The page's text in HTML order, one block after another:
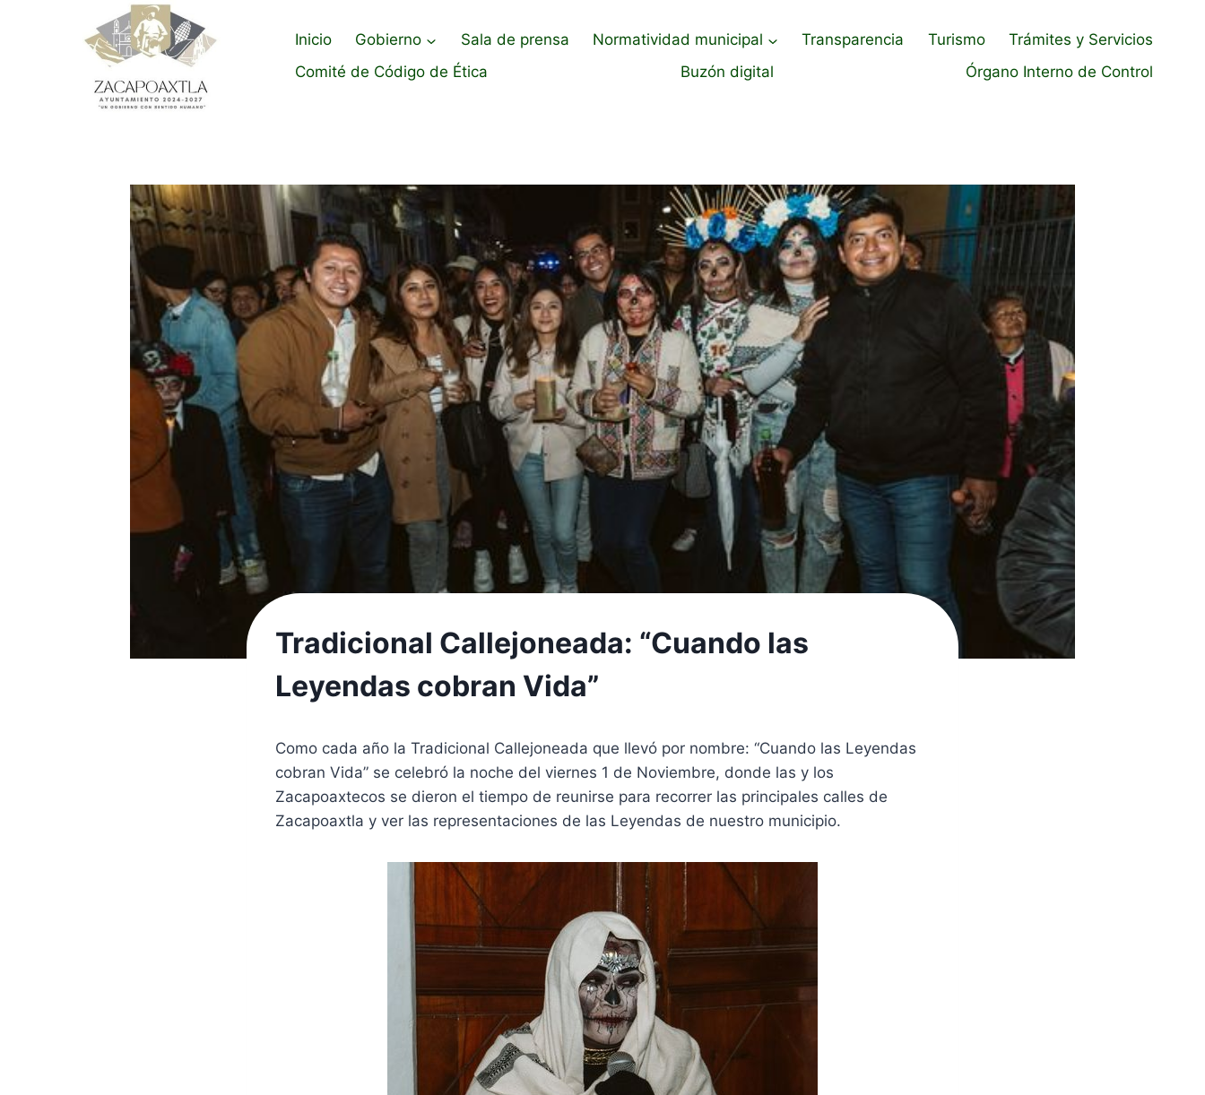
Inicio Gobierno Sala de prensa Normatividad municipal Transparencia Turismo
Trámites y Servicios
Comité de Código de Ética
Buzón digital Órgano Interno de Control
Tradicional Callejoneada: “Cuando las
Leyendas cobran Vida”
Como cada año la Tradicional Callejoneada que llevó por nombre: “Cuando las Leyendas
cobran Vida” se celebró la noche del viernes 1 de Noviembre, donde las y los
Zacapoaxtecos se dieron el tiempo de reunirse para recorrer las principales calles de
Zacapoaxtla y ver las representaciones de las Leyendas de nuestro municipio.